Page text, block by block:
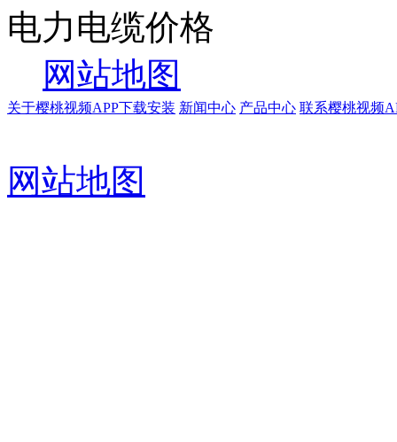
电力电缆价格
网站地图
关于樱桃视频APP下载安装 新闻中心 产品中心 联系樱桃视频
网站地图